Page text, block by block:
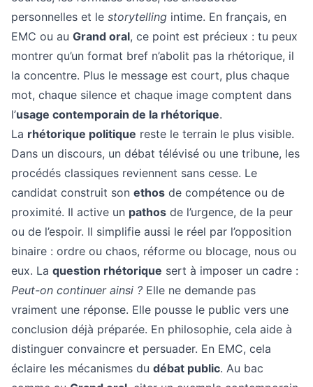
personnelles et le storytelling intime. En français, en
EMC ou au Grand oral, ce point est précieux : tu peux
montrer qu’un format bref n’abolit pas la rhétorique, il
la concentre. Plus le message est court, plus chaque
mot, chaque silence et chaque image comptent dans
l’usage contemporain de la rhétorique.
La rhétorique politique reste le terrain le plus visible.
Dans un discours, un débat télévisé ou une tribune, les
procédés classiques reviennent sans cesse. Le
candidat construit son ethos de compétence ou de
proximité. Il active un pathos de l’urgence, de la peur
ou de l’espoir. Il simplifie aussi le réel par l’opposition
binaire : ordre ou chaos, réforme ou blocage, nous ou
eux. La question rhétorique sert à imposer un cadre :
Peut-on continuer ainsi ? Elle ne demande pas
vraiment une réponse. Elle pousse le public vers une
conclusion déjà préparée. En philosophie, cela aide à
distinguer convaincre et persuader. En EMC, cela
éclaire les mécanismes du débat public. Au bac